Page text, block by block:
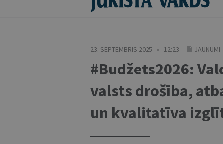
23. SEPTEMBRIS 2025 • 12:23 JAUNUMI
#Budžets2026:
valsts drošība,
un kvalitatīva